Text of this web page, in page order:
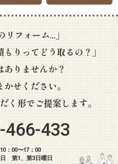
リフォーム...」
もりってどう取るの？」
ありませんか？
せください。
く形でご提案します。
466-433
：00〜17：00
第1、第3日曜日